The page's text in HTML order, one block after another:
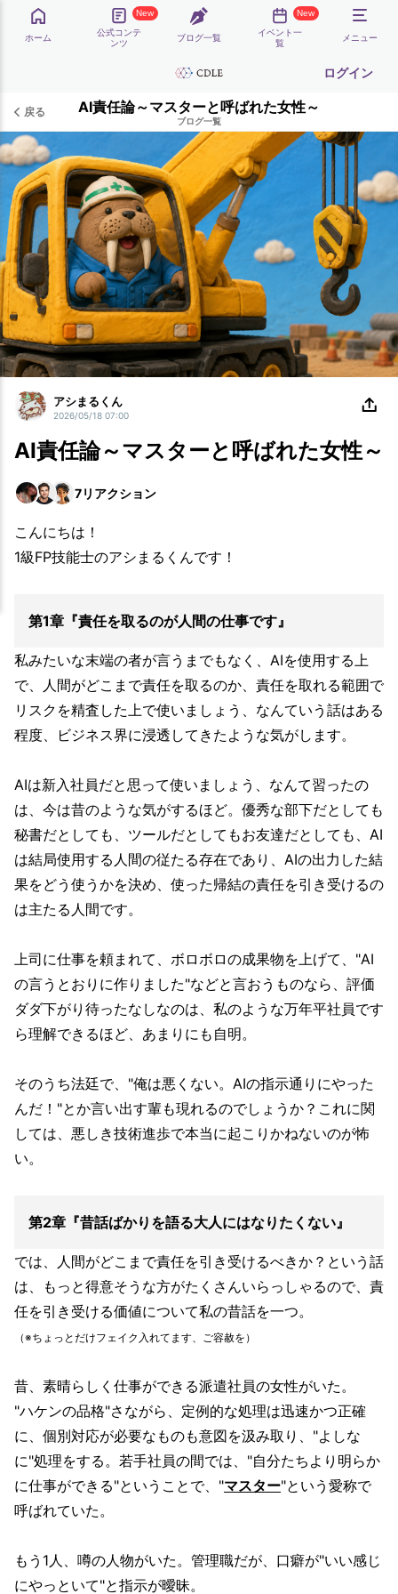
ホーム
New
公式コンテ
ンツ
ブログ一覧
New
イベント一
覧
メニュー
ログイン
戻る AI責任論～マスターと呼ばれた女性～
ブログ一覧
アシまるくん
2026/05/18 07:00
AI責任論～マスターと呼ばれた女性～
7リアクション
こんにちは！
1級FP技能士のアシまるくんです！
第1章『責任を取るのが人間の仕事です』
私みたいな末端の者が言うまでもなく、AIを使用する上
で、人間がどこまで責任を取るのか、責任を取れる範囲で
リスクを精査した上で使いましょう、なんていう話はある
程度、ビジネス界に浸透してきたような気がします。
AIは新入社員だと思って使いましょう、なんて習ったの
は、今は昔のような気がするほど。優秀な部下だとしても
秘書だとしても、ツールだとしてもお友達だとしても、AI
は結局使用する人間の従たる存在であり、AIの出力した結
果をどう使うかを決め、使った帰結の責任を引き受けるの
は主たる人間です。
上司に仕事を頼まれて、ボロボロの成果物を上げて、"AI
の言うとおりに作りました"などと言おうものなら、評価
ダダ下がり待ったなしなのは、私のような万年平社員です
ら理解できるほど、あまりにも自明。
そのうち法廷で、"俺は悪くない。AIの指示通りにやった
んだ！"とか言い出す輩も現れるのでしょうか？これに関
しては、悪しき技術進歩で本当に起こりかねないのが怖
い。
第2章『昔話ばかりを語る大人にはなりたくない』
では、人間がどこまで責任を引き受けるべきか？という話
は、もっと得意そうな方がたくさんいらっしゃるので、責
任を引き受ける価値について私の昔話を一つ。
（※ちょっとだけフェイク入れてます、ご容赦を）
昔、素晴らしく仕事ができる派遣社員の女性がいた。
"ハケンの品格"さながら、定例的な処理は迅速かつ正確
に、個別対応が必要なものも意図を汲み取り、"よしな
に"処理をする。若手社員の間では、"自分たちより明らか
に仕事ができる"ということで、"マスター"という愛称で
呼ばれていた。
もう1人、噂の人物がいた。管理職だが、口癖が"いい感じ
にやっといて"と指示が曖昧。